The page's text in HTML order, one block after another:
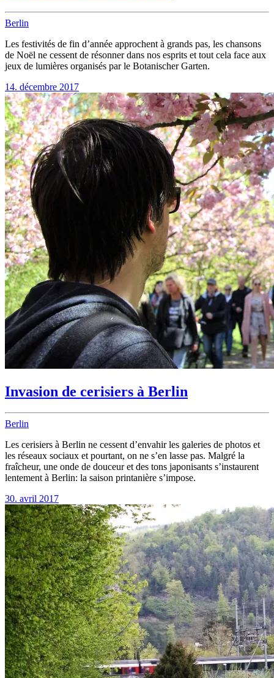
Berlin
Les festivités de fin d’année approchent à grands pas, les chansons
de Noël ne cessent de résonner dans nos esprits et tout cela face aux
jeux de lumières organisés par le Botanischer Garten.
14. décembre 2017
Invasion de cerisiers à Berlin
Berlin
Les cerisiers à Berlin ne cessent d’envahir les galeries de photos et
les réseaux sociaux et pourtant, on ne s’en lasse pas. Malgré la
fraîcheur, une onde de douceur et des tons japonisants s’instaurent
lentement à Berlin: la saison printanière s’impose.
30. avril 2017